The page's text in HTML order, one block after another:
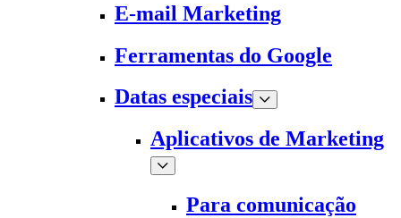
E-mail Marketing
Ferramentas do Google
Datas especiais
Aplicativos de Marketing
Para comunicação